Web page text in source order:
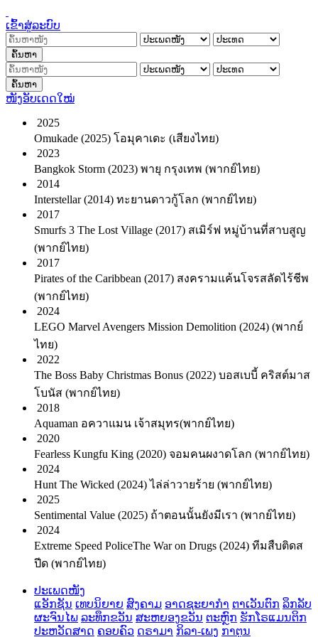
ເຂົ້າສູ່ລະບົບ
ຄົ້ນຫາ
ຄົ້ນຫາ
ໜັງອັບເດດໃໝ່
2025
Omukade (2025) โอมุคาเดะ (เสียงไทย)
2023
Bangkok Storm (2023) พายุ กรุงเทพ (พากย์ไทย)
2014
Interstellar (2014) ทะยานดาวกู้โลก (พากย์ไทย)
2017
Smurfs 3 The Lost Village (2017) สเมิร์ฟ หมู่บ้านที่สาบสูญ
(พากย์ไทย)
2017
Pirates of the Caribbean (2017) สงครามแค้นโจรสลัดไร้ชีพ
(พากย์ไทย)
2024
LEGO Marvel Avengers Mission Demolition (2024) (พากย์
ไทย)
2022
The Boss Baby Christmas Bonus (2022) บอสเบบี้ คริสต์มาส
โบนัส (พากย์ไทย)
2018
Aquaman อควาแมน เจ้าสมุทร(พากย์ไทย)
2020
Fearless Kungfu King (2020) จอมคนผงาดโลก (พากย์ไทย)
2024
Hunt The Wicked (2024) ไล่ล่าวายร้าย (พากย์ไทย)
2025
Sentimental Value (2025) ถ้าตอนนั้นยังมีเรา (พากย์ไทย)
2024
Extreme Speed PoliceThe War on Drugs (2024) ทีมสืบติดส
ปีด (พากย์ไทย)
ປະເພດໜັງ
ແອັກຊັນ ເທບນິຍາຍ ສົງຄາມ ອາດຊະຍາກໍາ ຕາເວັນຕົກ ລຶກລັບ
ຜະຈົນໄພ ລະທຶກຂວັນ ສະຫຍອງຂວັນ ຕະຫຼົກ ຮັກໂຣແມນຕິກ
ປະຫວັດສາດ ຄອບຄົວ ດຣາມາ ກິລາ-ເພງ ກາຕູນ